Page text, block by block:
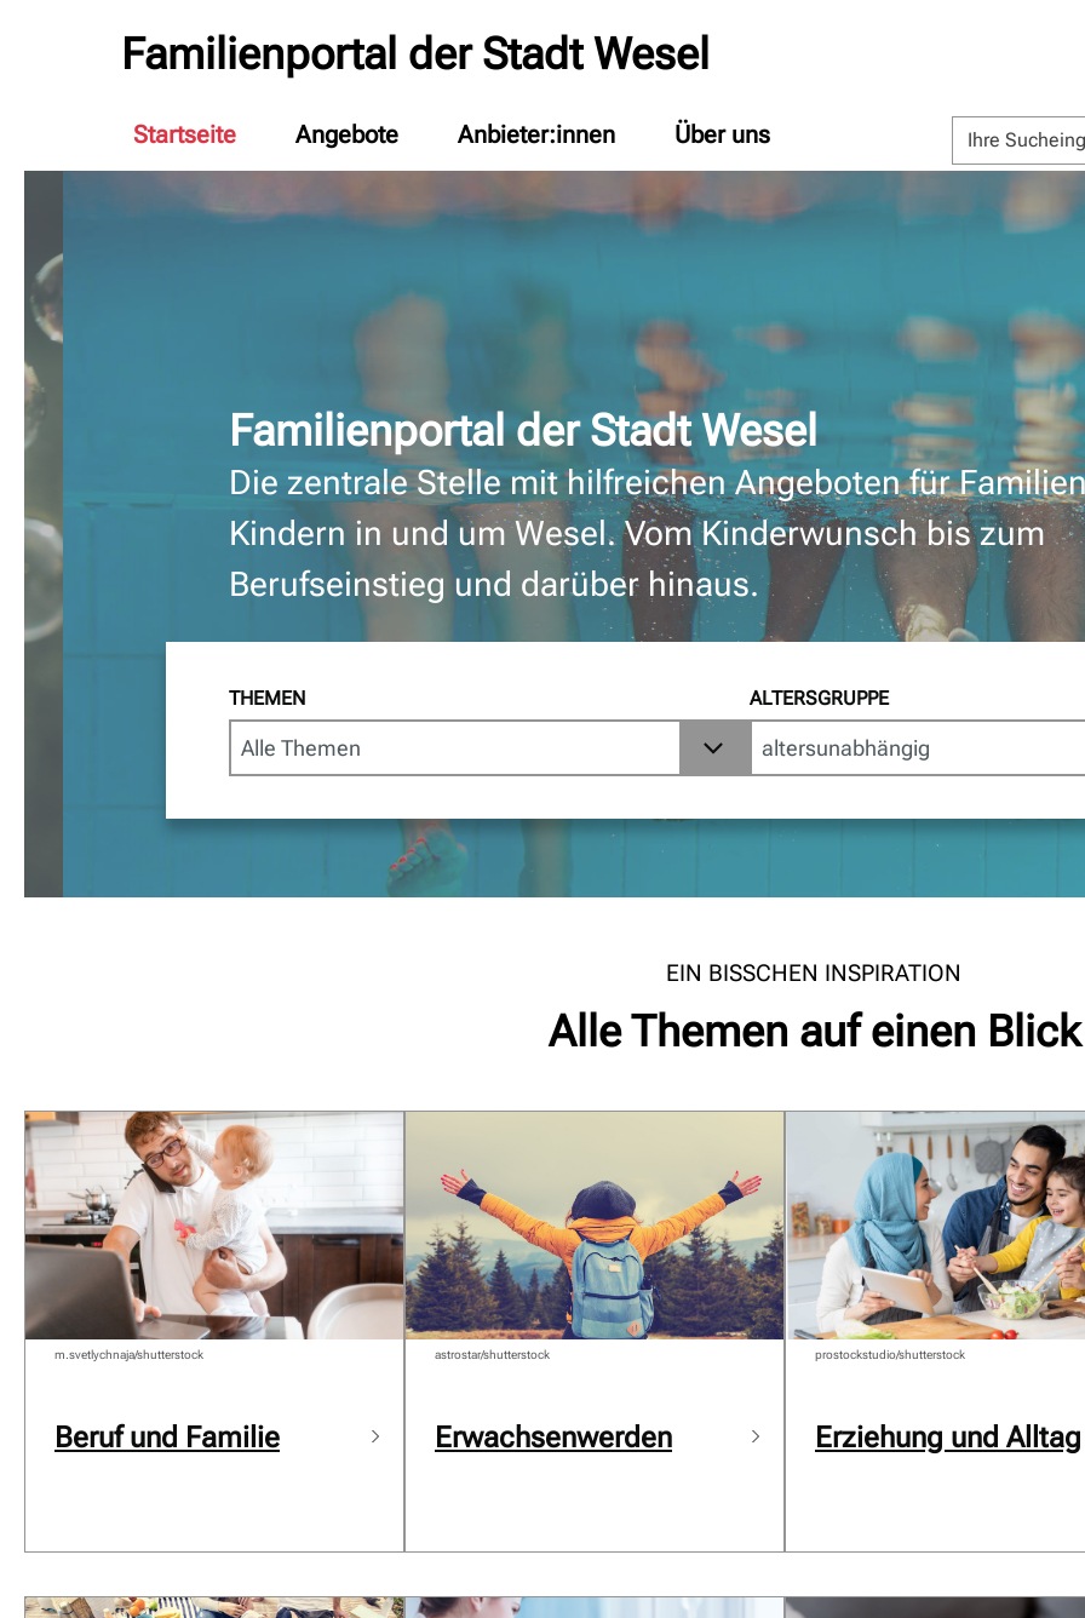
Familienportal der Stadt Wesel
Startseite Angebote Anbieter:innen Über uns
Familienportal der Stadt Wesel
Die zentrale Stelle mit hilfreichen Angeboten für
Kindern in und um Wesel. Vom Kinderwunsch bis zum
Berufseinstieg und darüber hinaus.
THEMEN ALTERSGRUPPE
EIN BISSCHEN INSPIRATION
Alle Themen auf einen Blick
Beruf und Familie
m.svetlychnaja/shutterstock
Erwachsenwerden
astrostar/shutterstock
Erziehung und Alltag
prostockstudio/shutterstock